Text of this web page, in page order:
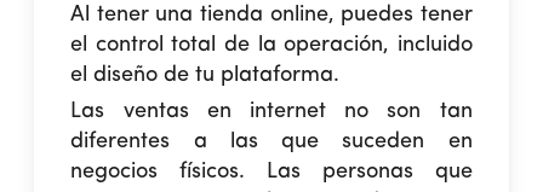
Al tener una tienda online, puedes tener
el control total de la operación, incluido
el diseño de tu plataforma.
Las ventas en internet no son tan
diferentes a las que suceden en
negocios físicos. Las personas que